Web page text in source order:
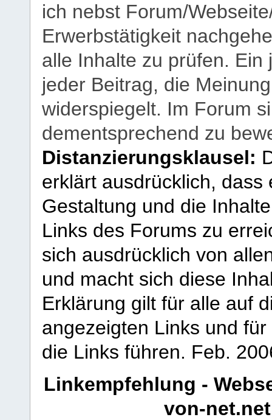
ich nebst Forum/
Erwerbstätigkeit
alle Inhalte zu prüfen.
jeder Beitrag, die
widerspiegelt. Im Forum
dementsprechend zu
Distanzierungsklausel:
erklärt ausdrücklich,
Gestaltung und die
Links des Forums zu
sich ausdrücklich von
und macht sich diese
Erklärung gilt für alle auf
angezeigten Links und
die Links führen. Feb.
Linkempfehlung -
von-net.net